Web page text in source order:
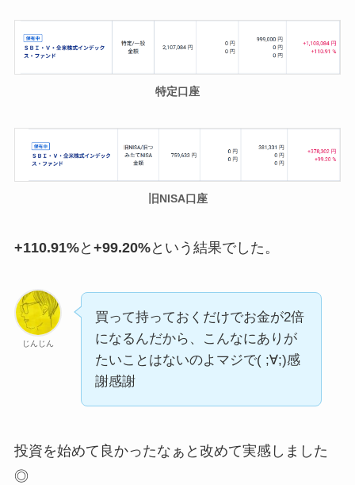
特定口座
旧NISA口座
+110.91%と +99.20%という結果でした。
じんじん
買って持っておくだけでお金が2倍
になるんだから、こんなにありが
たいことはないのよマジで( ;∀;)感
謝感謝
投資を始めて良かったなぁと改めて実感しました
◎